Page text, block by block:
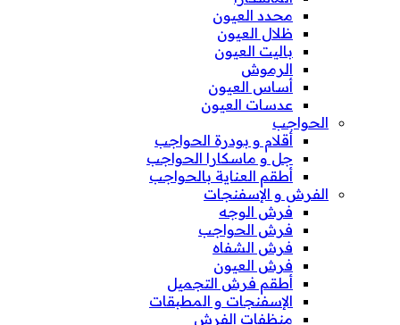
محدد العيون
ظلال العيون
باليت العيون
الرموش
أساس العيون
عدسات العيون
الحواجب
أقلام و بودرة الحواجب
جل و ماسكارا الحواجب
أطقم العناية بالحواجب
الفرش و الإسفنجات
فرش الوجه
فرش الحواجب
فرش الشفاه
فرش العيون
أطقم فرش التجميل
الإسفنجات و المطبقات
منظفات الفرش